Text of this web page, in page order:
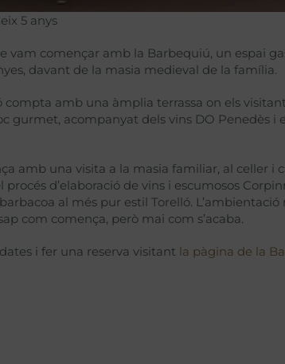
5 anys
vam començar amb la Barbequiú, un espai
davant de la masia medieval de la família.
compta amb una àmplia terrassa on els
gurmet, acompanyat dels vins DO Penedès i
amb una visita a la masia familiar, al celler i
procés d’elaboració de vins i escumosos
al més pur estil Torelló.
com comença, però mai com s’acaba.
i fer una reserva visitant la pàgina de la